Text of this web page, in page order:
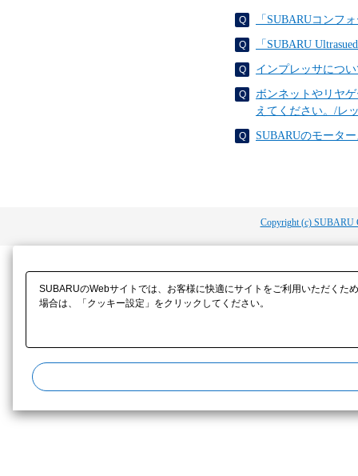
「SUBARUコンフ
「SUBARU
インプレッサにつ
ボンネットやリヤ
えてください。/レ
SUBARUのモータ
Copyright (c) SUBARU
SUBARUのWebサイトでは、お客様に快適にサイトをご利用いただく
場合は、「クッキー設定」をクリックしてください。​